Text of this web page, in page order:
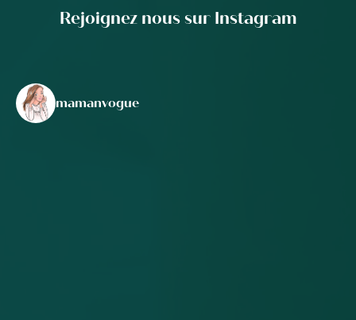
Rejoignez nous sur Instagram
mamanvogue